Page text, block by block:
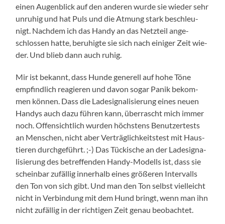
einen Augen­blick auf den ande­ren wur­de sie wie­der sehr
unru­hig und hat Puls und die Atmung stark beschleu­
nigt. Nach­dem ich das Han­dy an das Netz­teil ange­
schlos­sen hat­te, beru­hig­te sie sich nach eini­ger Zeit wie­
der. Und blieb dann auch ruhig.
Mir ist bekannt, dass Hun­de gene­rell auf hohe Töne
emp­find­lich reagie­ren und davon sogar Panik bekom­
men kön­nen. Dass die Lade­si­gna­li­sie­rung eines neu­en
Han­dys auch dazu füh­ren kann, über­rascht mich immer
noch. Offen­sicht­lich wur­den höchs­tens Benut­zer­tests
an Men­schen, nicht aber Ver­träg­lich­keits­test mit Haus­
tie­ren durch­ge­führt. ;-) Das Tücki­sche an der Lade­si­gna­
li­sie­rung des betref­fen­den Han­dy-Modells ist, dass sie
schein­bar zufäl­lig inner­halb eines grö­ße­ren Inter­valls
den Ton von sich gibt. Und man den Ton selbst viel­leicht
nicht in Ver­bin­dung mit dem Hund bringt, wenn man ihn
nicht zufäl­lig in der rich­ti­gen Zeit genau beobachtet.